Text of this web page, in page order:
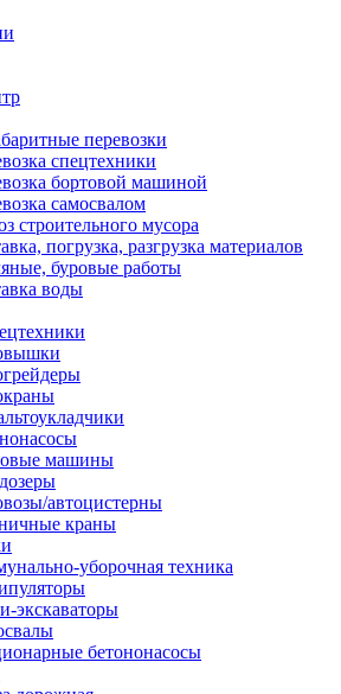
перевозки
спецтехники
бортовой машиной
самосвалом
строительного мусора
погрузка, разгрузка материалов
буровые работы
воды
машины
автоцистерны
краны
уборочная техника
экскаваторы
бетононасосы